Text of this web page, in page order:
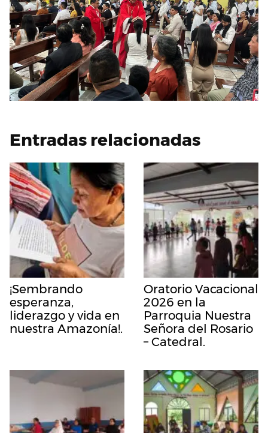
Entradas relacionadas
¡Sembrando
esperanza,
liderazgo y vida en
nuestra Amazonía!.
Oratorio Vacacional
2026 en la
Parroquia Nuestra
Señora del Rosario
– Catedral.